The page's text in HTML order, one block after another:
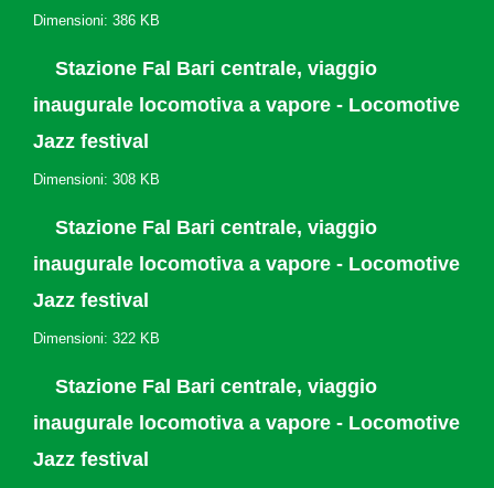
Dimensioni: 386 KB
Stazione Fal Bari centrale, viaggio
inaugurale locomotiva a vapore - Locomotive
Jazz festival
Dimensioni: 308 KB
Stazione Fal Bari centrale, viaggio
inaugurale locomotiva a vapore - Locomotive
Jazz festival
Dimensioni: 322 KB
Stazione Fal Bari centrale, viaggio
inaugurale locomotiva a vapore - Locomotive
Jazz festival